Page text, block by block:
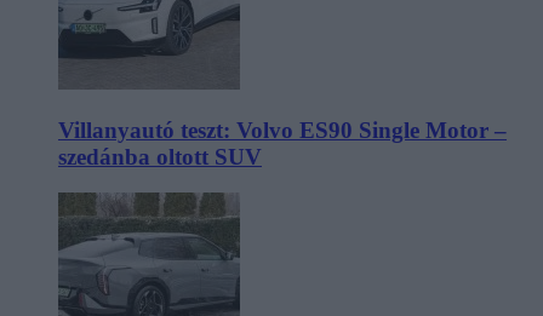
Villanyautó teszt: Volvo ES90 Single Motor –
szedánba oltott SUV